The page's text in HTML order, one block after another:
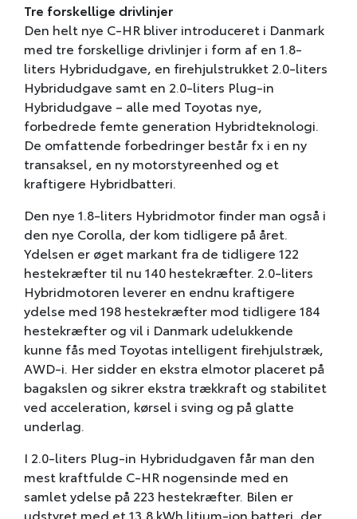
Tre forskellige drivlinjer
Den helt nye C-HR bliver introduceret i Danmark
med tre forskellige drivlinjer i form af en 1.8-
liters Hybridudgave, en firehjulstrukket 2.0-liters
Hybridudgave samt en 2.0-liters Plug-in
Hybridudgave – alle med Toyotas nye,
forbedrede femte generation Hybridteknologi.
De omfattende forbedringer består fx i en ny
transaksel, en ny motorstyreenhed og et
kraftigere Hybridbatteri.
Den nye 1.8-liters Hybridmotor finder man også i
den nye Corolla, der kom tidligere på året.
Ydelsen er øget markant fra de tidligere 122
hestekræfter til nu 140 hestekræfter. 2.0-liters
Hybridmotoren leverer en endnu kraftigere
ydelse med 198 hestekræfter mod tidligere 184
hestekræfter og vil i Danmark udelukkende
kunne fås med Toyotas intelligent firehjulstræk,
AWD-i. Her sidder en ekstra elmotor placeret på
bagakslen og sikrer ekstra trækkraft og stabilitet
ved acceleration, kørsel i sving og på glatte
underlag.
I 2.0-liters Plug-in Hybridudgaven får man den
mest kraftfulde C-HR nogensinde med en
samlet ydelse på 223 hestekræfter. Bilen er
udstyret med et 13,8 kWh litium-ion batteri, der